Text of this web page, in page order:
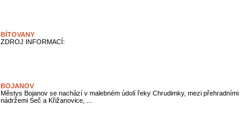
BÍTOVANY
ZDROJ INFORMACÍ:
BOJANOV
Městys Bojanov se nachází v malebném údolí řeky Chrudimky, mezi přehradními
nádržemi Seč a Křižanovice, ...